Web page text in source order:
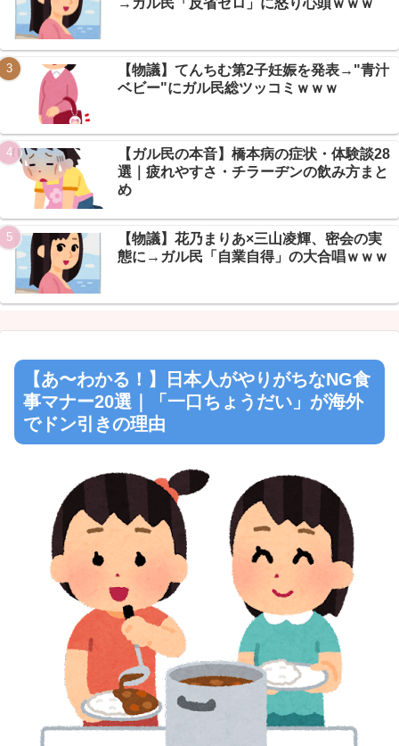
【悲報】 マイナ保険証のクソぶり、バレるｗｗｗｗｗｗｗｗｗ
NEW!
【保存版】「自分が特別じゃなくなるのが怖い」→天才凡人論争
に発展、VIPPER自己分析が深すぎるｗｗｗ NEW!
Powered by livedoor 相互RSS
【物議】てんちむ第2子妊娠を発表→"青汁
ベビー"にガル民総ツッコミｗｗｗ
【ガル民の本音】橋本病の症状・体験談28
選｜疲れやすさ・チラーヂンの飲み方まと
め
【物議】花乃まりあ×三山凌輝、密会の実
態に→ガル民「自業自得」の大合唱ｗｗｗ
【あ〜わかる！】日本人がやりがちなNG食
事マナー20選｜「一口ちょうだい」が海外
でドン引きの理由